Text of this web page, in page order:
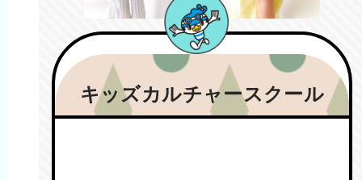
キッズカルチャースクール